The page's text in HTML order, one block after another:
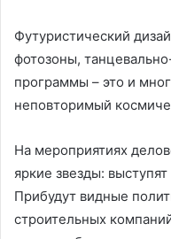
Футуристический
фотозоны,
программы – это и
неповторимый
На мероприятиях
яркие звезды:
Прибудут видные
строительных